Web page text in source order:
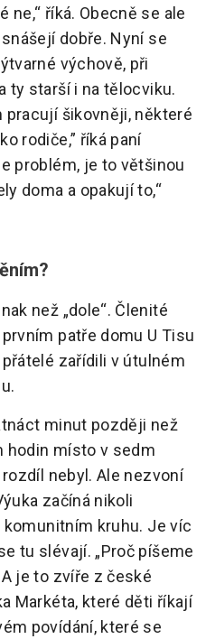
ne,“ říká. Obecně se ale
dobře. Nyní se
výchově, při
ty starší i na tělocviku.
pracují šikovněji, některé
rodiče,” říká paní
problém, je to většinou
doma a opakují to,“
než „dole“. Členité
patře domu U Tisu
zařídili v útulném
minut později než
hodin místo v sedm
nebyl. Ale nezvoní
začíná nikoli
komunitním kruhu. Je víc
tu slévají. „Proč píšeme
je to zvíře z české
Markéta, které děti říkají
povídání, které se